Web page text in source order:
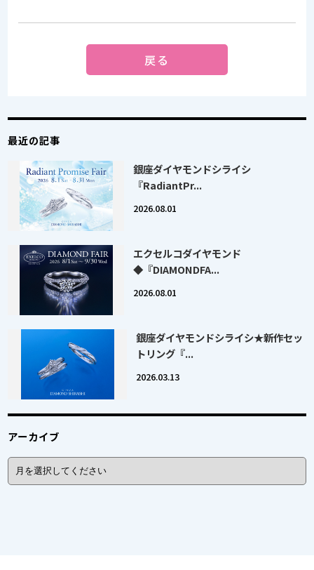
戻る
最近の記事
銀座ダイヤモンドシライシ
『RadiantPr...
2026.08.01
エクセルコダイヤモンド
◆『DIAMONDFA...
2026.08.01
銀座ダイヤモンドシライシ★新作セッ
トリング『...
2026.03.13
アーカイブ